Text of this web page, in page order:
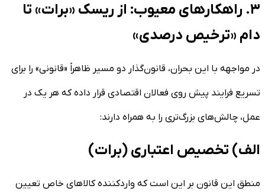
۳. راهکار‌های معیوب: از ریسک «برات» تا
دام «ترخیص درصدی»
در مواجهه با این بحران، قانون‌گذار دو مسیر ظاهراً «قانونی» را برای
تسریع فرایند پیش روی فعالان اقتصادی قرار داده که هر یک در
عمل، چالش‌های بزرگ‌تری را به همراه دارند:
الف) تخصیص اعتباری (برات)
منطق این قانون بر این است که واردکننده کالا‌های خاص تعیین